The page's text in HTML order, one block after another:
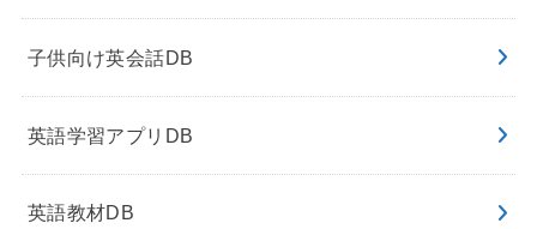
子供向け英会話DB
英語学習アプリDB
英語教材DB